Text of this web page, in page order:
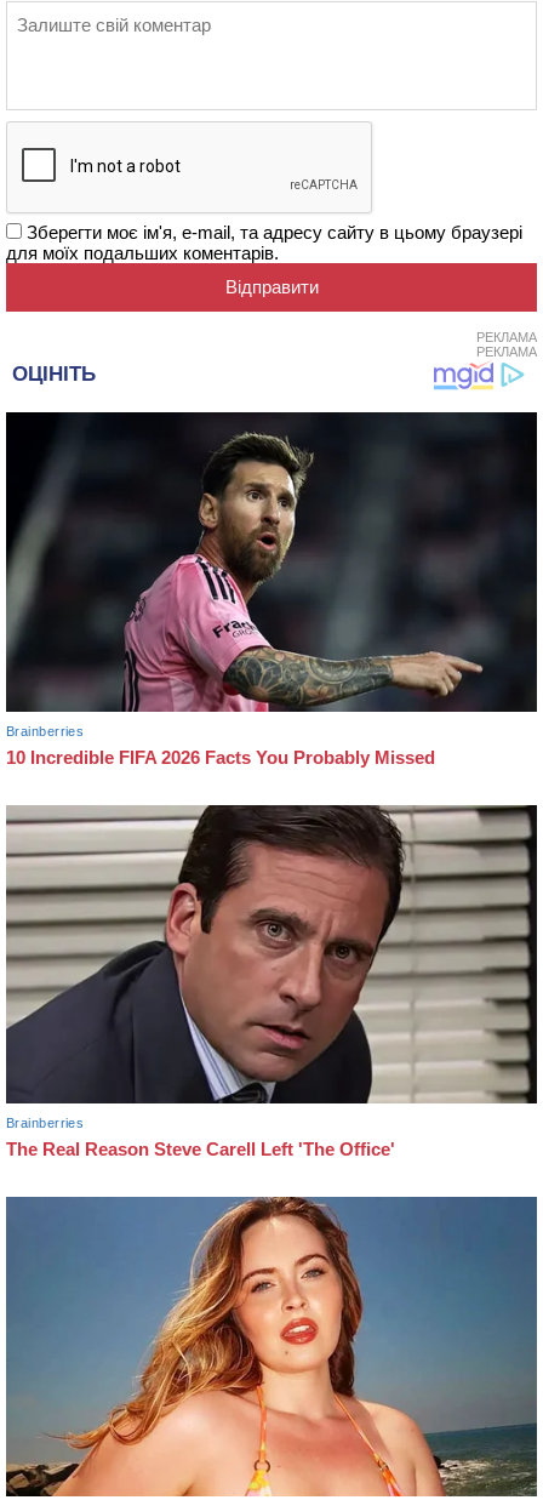
Зберегти моє ім'я, e-mail, та адресу сайту в цьому браузері
для моїх подальших коментарів.
РЕКЛАМА
РЕКЛАМА